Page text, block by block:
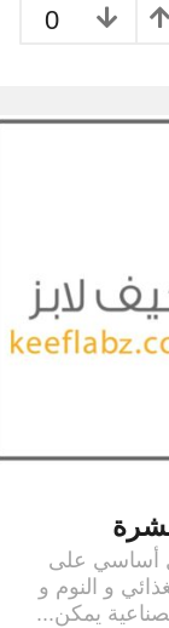
0
أساسي على
و النوم و
يمكن...